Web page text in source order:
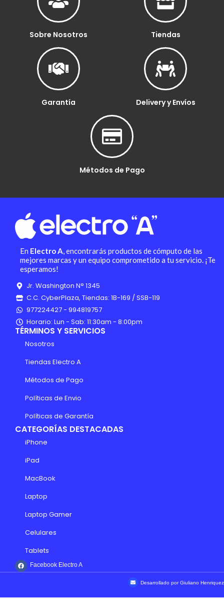
Sobre Nosotros Tiendas
Garantía Delivery y Envíos
Métodos de Pago
En Electro A, encontrarás productos de cómputo de las
mejores marcas y un equipo comprometido a tu servicio. ¡Te
esperamos!
Jr. Washington N° 1345
C.C. CyberPlaza, Tiendas: 1B-169 / SSB-119
977224427 - 994819757
Horario: Lun - Sab: 11:30am - 8:00pm
TÉRMINOS Y SERVICIOS
Nosotros
Tiendas Electro A
Métodos de Pago
Políticas de Envio
Políticas de Garantía
CATEGORÍAS DESTACADAS
iPhone
iPad
MacBook
Laptop
Laptop Gamer
Celulares
Tablets
Facebook Electro A
Desarrollado por Giuliano Henriquez